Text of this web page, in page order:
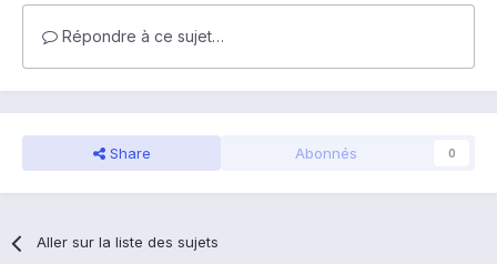
Répondre à ce sujet…
Share Abonnés 0
Aller sur la liste des sujets